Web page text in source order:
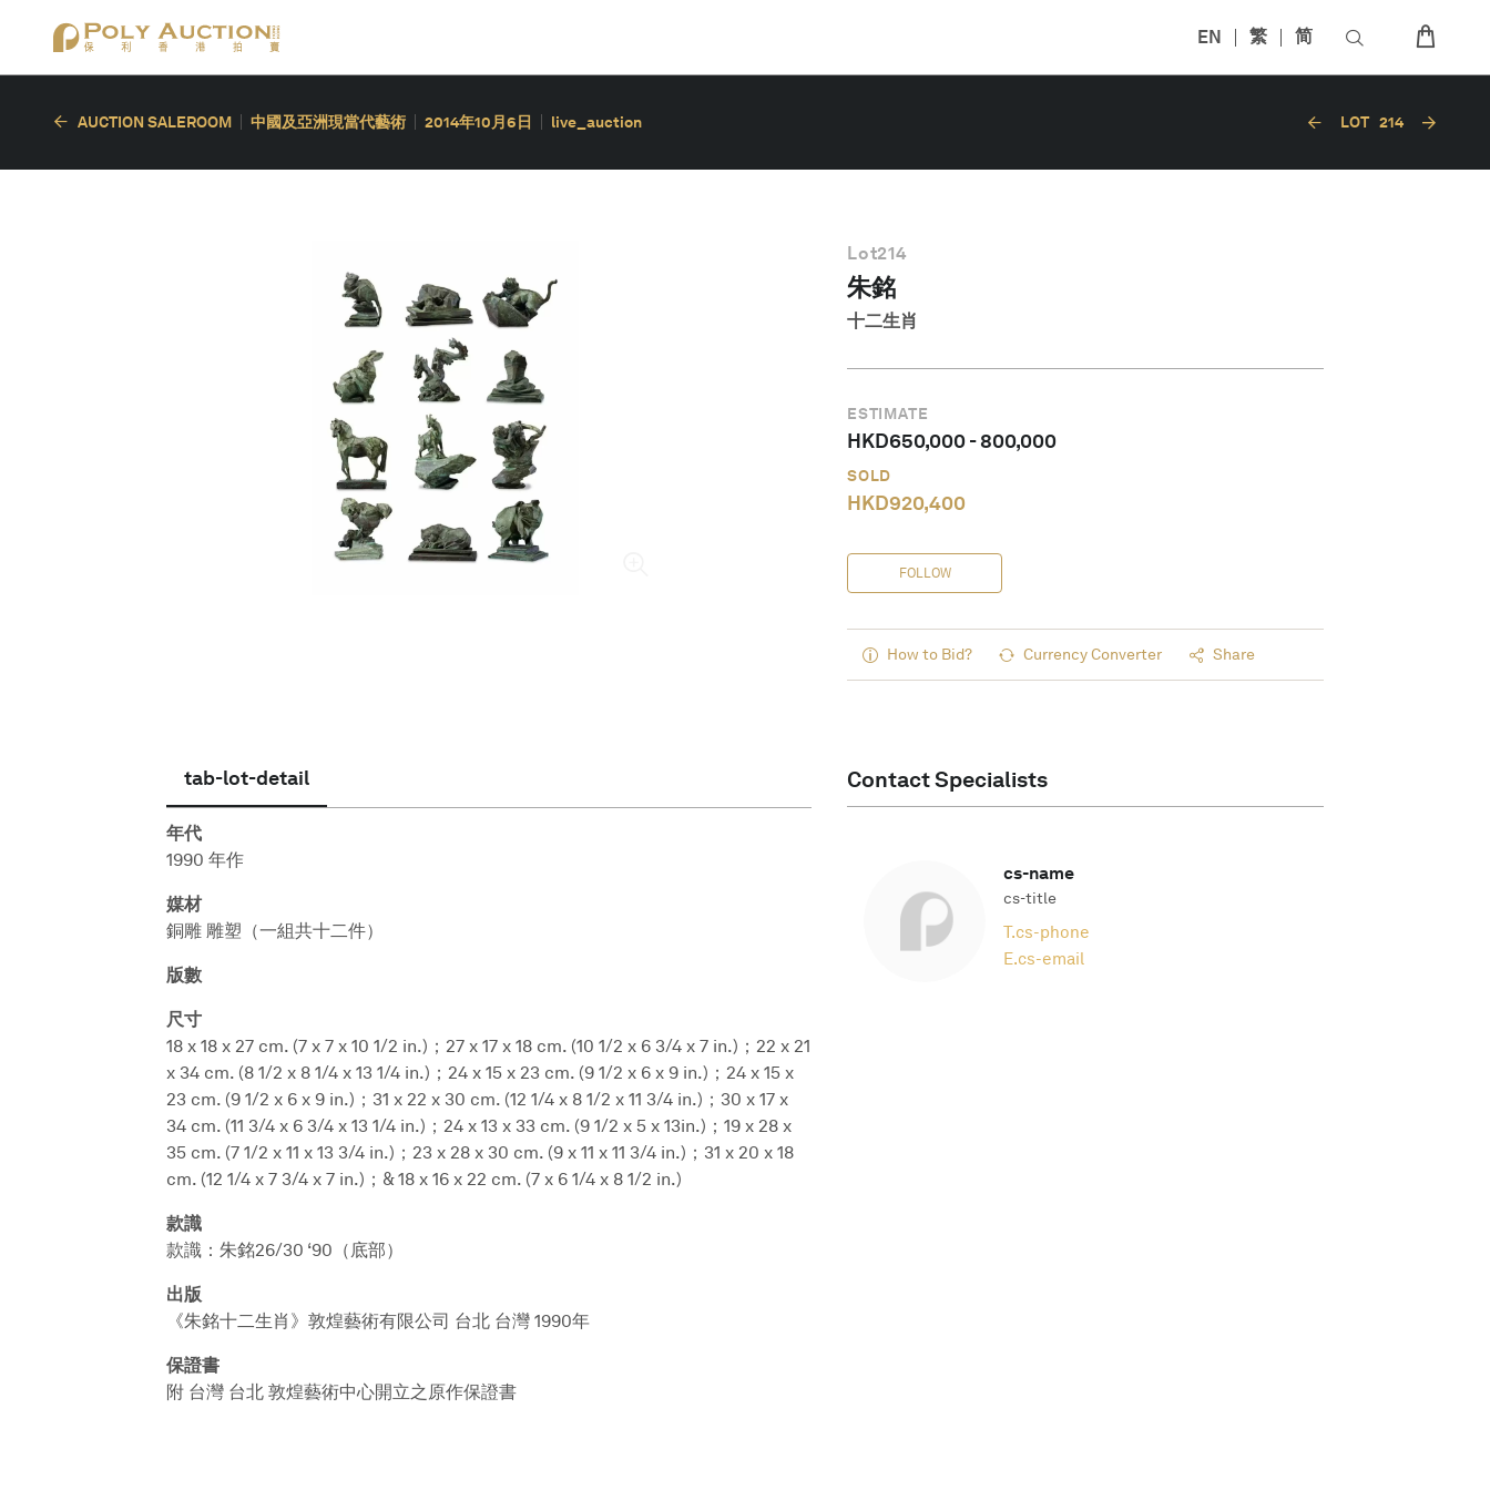
EN 繁 简
AUCTION SALEROOM 中國及亞洲現當代藝術 2014年10月6日 live_auction LOT 214
Lot214
朱銘
十二生肖
ESTIMATE
HKD650,000-800,000
SOLD
HKD920,400
FOLLOW
How to Bid? Currency Converter Share
tab-lot-detail
年代
1990 年作
媒材
銅雕 雕塑（一組共十二件）
版數
尺寸
18 x 18 x 27 cm. (7 x 7 x 10 1/2 in.)；27 x 17 x 18 cm. (10 1/2 x 6 3/4 x 7 in.)；22 x 21
x 34 cm. (8 1/2 x 8 1/4 x 13 1/4 in.)；24 x 15 x 23 cm. (9 1/2 x 6 x 9 in.)；24 x 15 x
23 cm. (9 1/2 x 6 x 9 in.)；31 x 22 x 30 cm. (12 1/4 x 8 1/2 x 11 3/4 in.)；30 x 17 x
34 cm. (11 3/4 x 6 3/4 x 13 1/4 in.)；24 x 13 x 33 cm. (9 1/2 x 5 x 13in.)；19 x 28 x
35 cm. (7 1/2 x 11 x 13 3/4 in.)；23 x 28 x 30 cm. (9 x 11 x 11 3/4 in.)；31 x 20 x 18
cm. (12 1/4 x 7 3/4 x 7 in.)；& 18 x 16 x 22 cm. (7 x 6 1/4 x 8 1/2 in.)
款識
款識：朱銘26/30 ‘90（底部）
出版
《朱銘十二生肖》敦煌藝術有限公司 台北 台灣 1990年
保證書
附 台灣 台北 敦煌藝術中心開立之原作保證書
Contact Specialists
cs-name
cs-title
T.cs-phone
E.cs-email